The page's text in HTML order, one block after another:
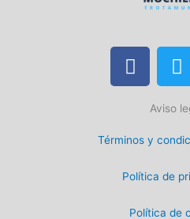
F
a
b
o
T
w
t
t
r
Aviso
Términos y
Política de
Política de